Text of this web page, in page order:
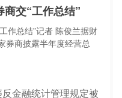
交“工作总结”
作总结”记者 陈俊兰据财
券商披露半年度经营总